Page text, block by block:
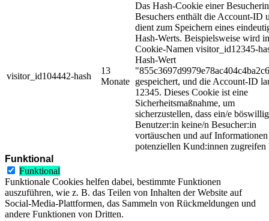
visitor_id104442-hash
13
Monate
Das Hash-Cookie einer
Besuchers enthält die Account-ID
dient zum Speichern eines
Hash-Werts. Beispielsweise wird
Cookie-Namen visitor_id12345-
Hash-Wert
gespeichert, und die Account-ID
12345. Dieses Cookie ist eine
Sicherheitsmaßnahme, um
sicherzustellen, dass ein/e
Benutzer:in keine/n Besucher:in
vortäuschen und auf
potenziellen Kund:innen
Funktional
Funktional
Funktionale Cookies helfen dabei, bestimmte Funktionen
auszuführen, wie z. B. das Teilen von Inhalten der Website auf
Social-Media-Plattformen, das Sammeln von Rückmeldungen und
andere Funktionen von Dritten.